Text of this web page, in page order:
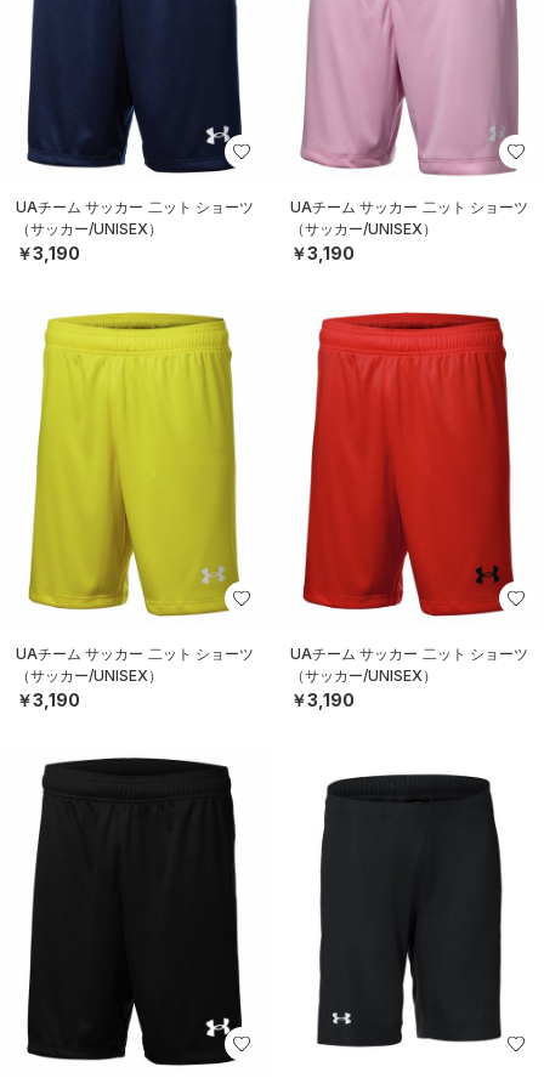
UAチーム サッカー 二ット ショーツ
（サッカー/UNISEX）
￥3,190
UAチーム サッカー 二ット ショーツ
（サッカー/UNISEX）
￥3,190
UAチーム サッカー 二ット ショーツ
（サッカー/UNISEX）
￥3,190
UAチーム サッカー 二ット ショーツ
（サッカー/UNISEX）
￥3,190